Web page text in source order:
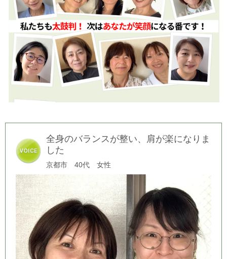
全身のバランスが整い、肩が楽になりま
した
京都市 40代 女性